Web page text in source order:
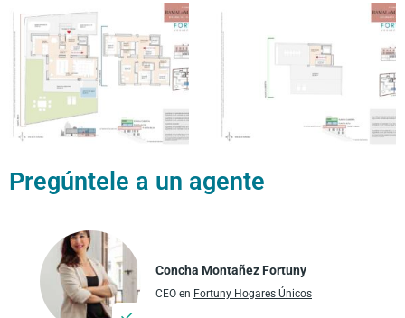
Pregúntele a un agente
Concha Montañez Fortuny
CEO en Fortuny Hogares Únicos